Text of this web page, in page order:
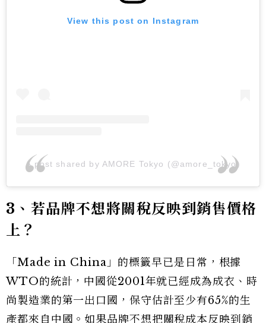
View this post on Instagram
A post shared by AMORE Tokyo (@amore_tokyo)
3、若品牌不想將關稅反映到銷售價格
上？
「Made in China」的標籤早已是日常，根據
WTO的統計，中國從2001年就已經成為成衣、時
尚製造業的第一出口國，保守估計至少有65%的生
產都來自中國。如果品牌不想把關稅成本反映到銷